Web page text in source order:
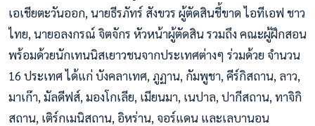
เอเชียตะวันออก, นายธีรภัทร์ สังขวร ผู้ตัดสินชี้ขาด ไอทีเอฟ ชาว
ไทย, นายอลงกรณ์ จิตจักร หัวหน้าผู้ตัดสิน รวมถึง คณะผู้ฝึกสอน
พร้อมด้วยนักเทนนิสเยาวชนจากประเทศต่างๆ ร่วมด้วย จำนวน
16 ประเทศ ได้แก่ บังคลาเทศ, ภูฏาน, กัมพูชา, คีร์กิสถาน, ลาว,
มาเก๊า, มัลดีฟส์, มองโกเลีย, เมียนมา, เนปาล, ปากีสถาน, ทาจิกิ
สถาน, เติร์กเมนิสถาน, อิหร่าน, จอร์แดน และเลบานอน